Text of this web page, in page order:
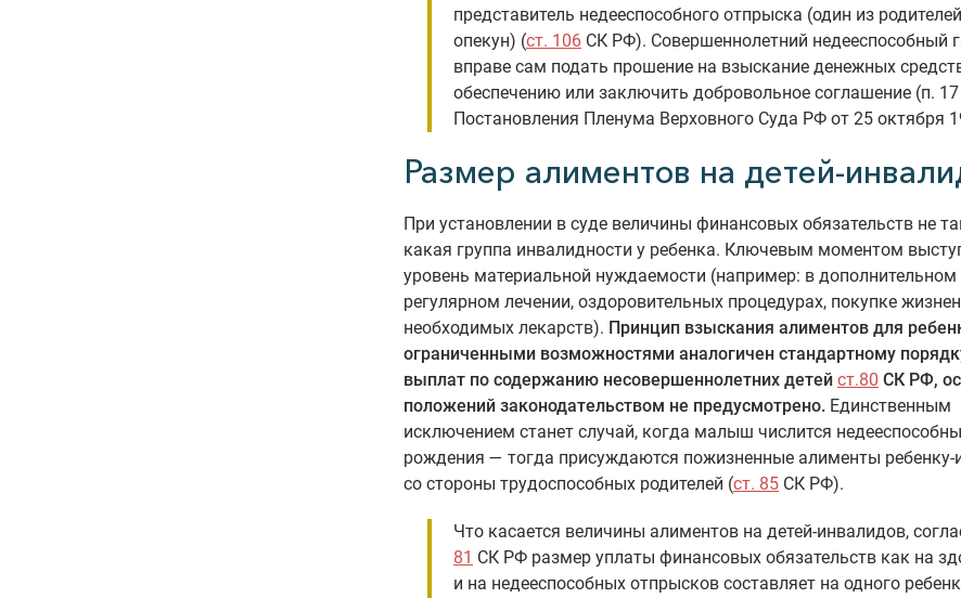
представитель недееспособного отпрыска (один из
опекун) (ст. 106 СК РФ). Совершеннолетний недееспособный
вправе сам подать прошение на взыскание денежных
обеспечению или заключить добровольное соглашение (п. 17
Постановления Пленума Верховного Суда РФ от 25 октября
Размер алиментов на детей-
При установлении в суде величины финансовых обязательств не
какая группа инвалидности у ребенка. Ключевым моментом
уровень материальной нуждаемости (например: в дополнительном
регулярном лечении, оздоровительных процедурах, покупке
необходимых лекарств). Принцип взыскания алиментов для
ограниченными возможностями аналогичен стандартному
выплат по содержанию несовершеннолетних детей ст.80 СК РФ,
положений законодательством не предусмотрено. Единственным
исключением станет случай, когда малыш числится
рождения — тогда присуждаются пожизненные алименты ребенку-
со стороны трудоспособных родителей (ст. 85 СК РФ).
Что касается величины алиментов на детей-инвалидов,
81 СК РФ размер уплаты финансовых обязательств как на
и на недееспособных отпрысков составляет на одного